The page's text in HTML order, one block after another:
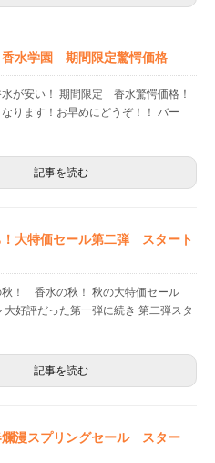
香水学園 期間限定驚愕価格
が安い！ 期間限定 香水驚愕価格！
ります！お早めにどうぞ！！ バー
記事を読む
！大特価セール第二弾 スタート
秋！ 香水の秋！ 秋の大特価セール
大好評だった第一弾に続き 第二弾スタ
記事を読む
爛漫スプリングセール スター